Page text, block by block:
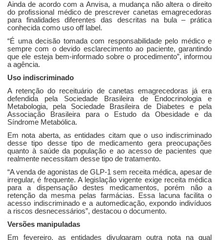
Ainda de acordo com a Anvisa, a mudança não altera o direito
do profissional médico de prescrever canetas emagrecedoras
para finalidades diferentes das descritas na bula – prática
conhecida como uso off label.
“É uma decisão tomada com responsabilidade pelo médico e
sempre com o devido esclarecimento ao paciente, garantindo
que ele esteja bem-informado sobre o procedimento”, informou
a agência.
Uso indiscriminado
A retenção do receituário de canetas emagrecedoras já era
defendida pela Sociedade Brasileira de Endocrinologia e
Metabologia, pela Sociedade Brasileira de Diabetes e pela
Associação Brasileira para o Estudo da Obesidade e da
Síndrome Metabólica.
Em nota aberta, as entidades citam que o uso indiscriminado
desse tipo desse tipo de medicamento gera preocupações
quanto à saúde da população e ao acesso de pacientes que
realmente necessitam desse tipo de tratamento.
“A venda de agonistas de GLP-1 sem receita médica, apesar de
irregular, é frequente. A legislação vigente exige receita médica
para a dispensação destes medicamentos, porém não a
retenção da mesma pelas farmácias. Essa lacuna facilita o
acesso indiscriminado e a automedicação, expondo indivíduos
a riscos desnecessários”, destacou o documento.
Versões manipuladas
Em fevereiro, as entidades divulgaram outra nota na qual